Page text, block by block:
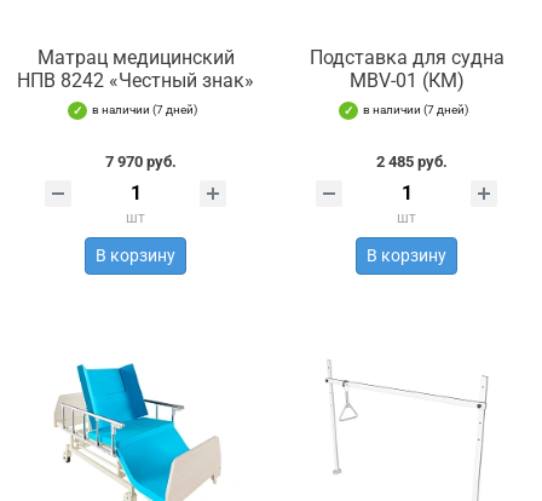
Матрац медицинский
НПВ 8242 «Честный знак»
в наличии (7 дней)
7 970 руб.
шт
В корзину
Подставка для судна
MBV-01 (КМ)
в наличии (7 дней)
2 485 руб.
шт
В корзину